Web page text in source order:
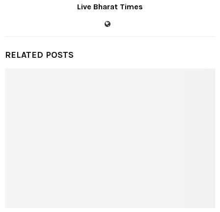
Live Bharat Times
RELATED POSTS